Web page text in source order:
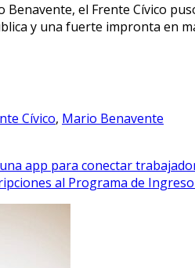
Benavente, el Frente Cívico
y una fuerte impronta en
Cívico, Mario Benavente
una app para conectar
al Programa de